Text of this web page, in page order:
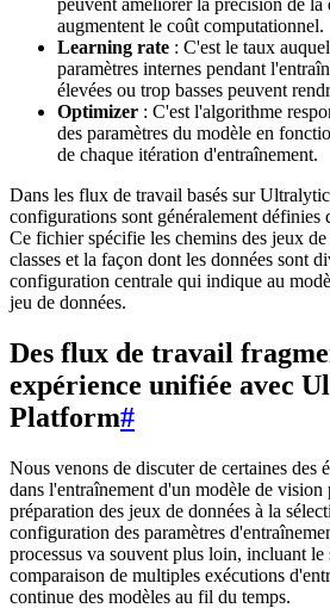
peuvent améliorer la précision de la
augmentent le coût computationnel.
Learning rate : C'est le taux
paramètres internes pendant
élevées ou trop basses peuvent
Optimizer : C'est l'algorithme
des paramètres du modèle en
de chaque itération d'entraînement.
Dans les flux de travail basés sur
configurations sont généralement
Ce fichier spécifie les chemins des jeux de
classes et la façon dont les données sont
configuration centrale qui indique au
jeu de données.
Des flux de travail
expérience unifiée avec
Platform#
Nous venons de discuter de certaines des
dans l'entraînement d'un modèle de vision
préparation des jeux de données à la
configuration des paramètres
processus va souvent plus loin, incluant le
comparaison de multiples exécutions
continue des modèles au fil du temps.